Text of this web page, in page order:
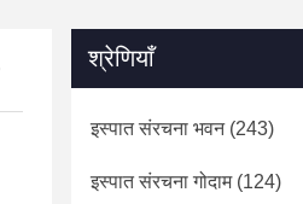
श्रेणियाँ
इस्पात संरचना भवन(243)
इस्पात संरचना गोदाम(124)